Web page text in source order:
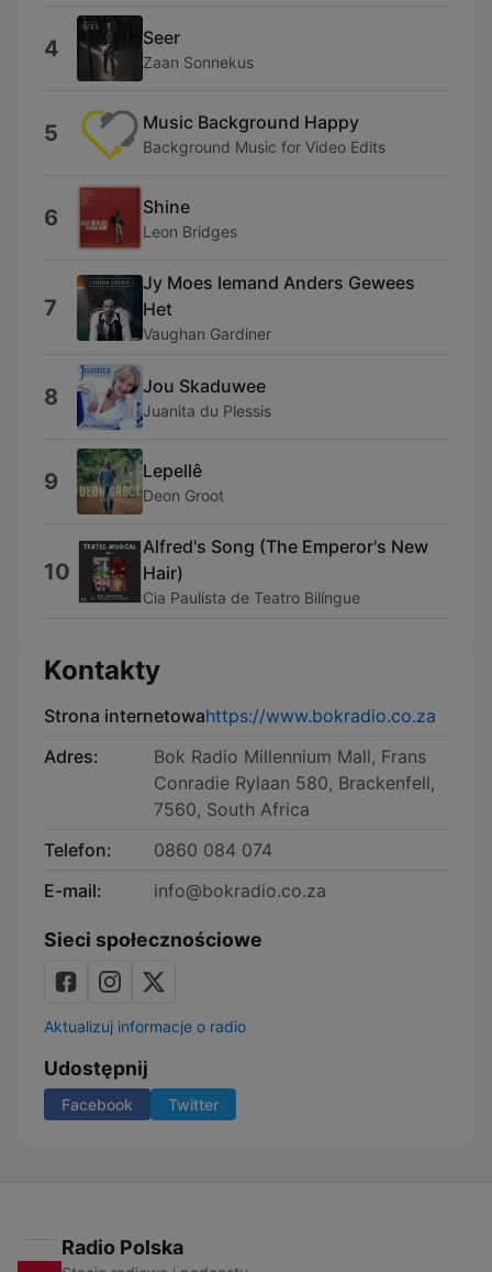
4 Seer
Zaan Sonnekus
5 Music Background Happy
Background Music for Video Edits
6 Shine
Leon Bridges
7
Jy Moes Iemand Anders Gewees
Het
Vaughan Gardiner
8 Jou Skaduwee
Juanita du Plessis
9 Lepellê
Deon Groot
10
Alfred's Song (The Emperor's New
Hair)
Cia Paulista de Teatro Bilíngue
Kontakty
Strona internetowahttps://www.bokradio.co.za
Adres:
Bok Radio Millennium Mall, Frans
Conradie Rylaan 580, Brackenfell,
7560, South Africa
Telefon:
0860 084 074
E-mail:
info@bokradio.co.za
Sieci społecznościowe
Aktualizuj informacje o radio
Udostępnij
Facebook Twitter
Radio Polska